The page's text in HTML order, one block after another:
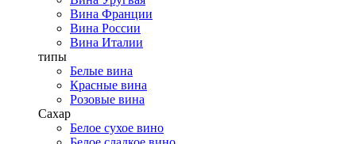
Вина Франции
Вина России
Вина Италии
типы
Белые вина
Красные вина
Розовые вина
Сахар
Белое сухое вино